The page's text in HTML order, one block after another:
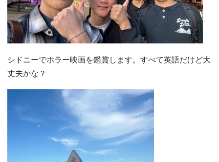
シドニーでホラー映画を鑑賞します。すべて英語だけど大
丈夫かな？